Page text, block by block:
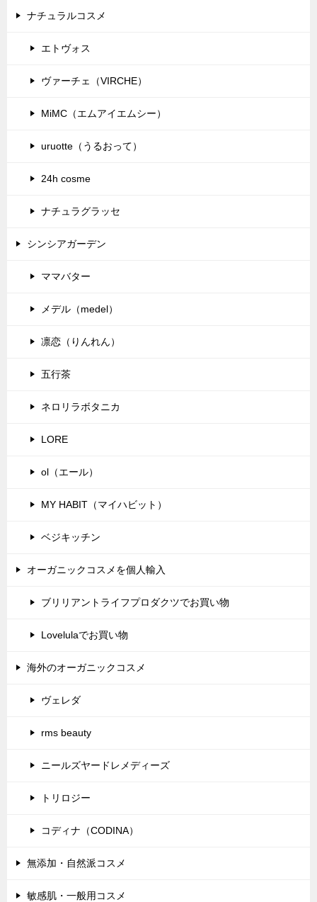
ナチュラルコスメ
エトヴォス
ヴァーチェ（VIRCHE）
MiMC（エムアイエムシー）
uruotte（うるおって）
24h cosme
ナチュラグラッセ
シンシアガーデン
ママバター
メデル（medel）
凛恋（りんれん）
五行茶
ネロリラボタニカ
LORE
ol（エール）
MY HABIT（マイハビット）
ベジキッチン
オーガニックコスメを個人輸入
ブリリアントライフプロダクツでお買い物
Lovelulaでお買い物
海外のオーガニックコスメ
ヴェレダ
rms beauty
ニールズヤードレメディーズ
トリロジー
コディナ（CODINA）
無添加・自然派コスメ
敏感肌・一般用コスメ